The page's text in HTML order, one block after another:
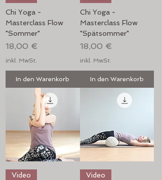
Chi Yoga -
Masterclass Flow
"Sommer"
Preis
18,00 €
inkl. MwSt.
In den Warenkorb
Chi Yoga -
Masterclass Flow
"Spätsommer"
Preis
18,00 €
inkl. MwSt.
In den Warenkorb
Video
Video